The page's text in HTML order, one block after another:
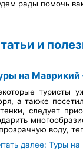
рады помочь
и
на Маврикий
туристы
а также
следует
воду,
далее: Туры